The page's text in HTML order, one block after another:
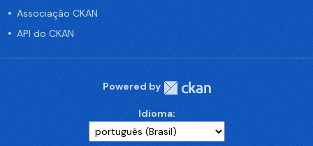
Associação CKAN
API do CKAN
Powered by
Idioma